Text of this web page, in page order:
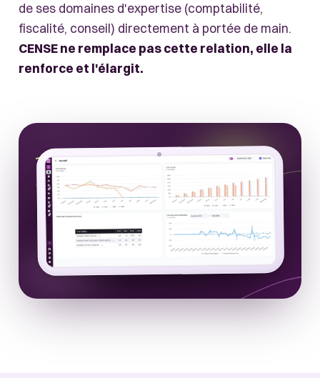
de ses domaines d'expertise (comptabilité,
fiscalité, conseil) directement à portée de main.
CENSE ne remplace pas cette relation, elle la
renforce et l'élargit.